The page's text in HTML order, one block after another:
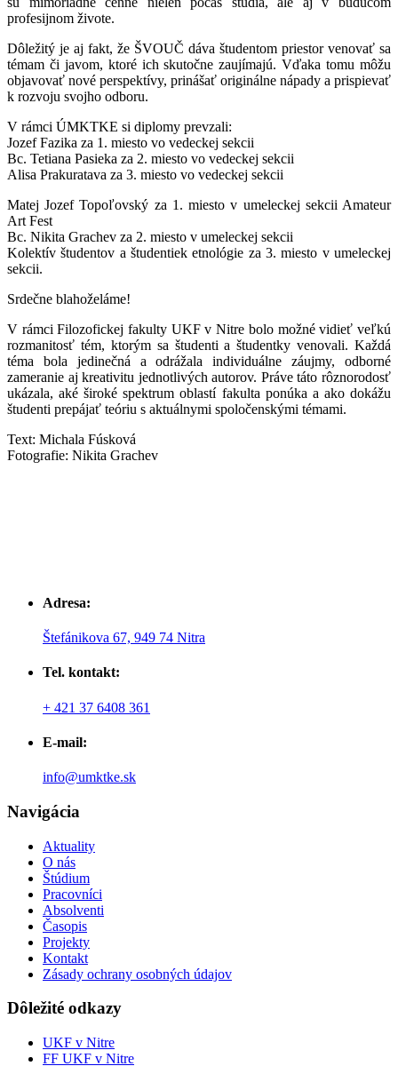
profesijnom živote.
Dôležitý je aj fakt, že ŠVOUČ dáva študentom priestor venovať sa
témam či javom, ktoré ich skutočne zaujímajú. Vďaka tomu môžu
objavovať nové perspektívy, prinášať originálne nápady a prispievať
k rozvoju svojho odboru.
V rámci ÚMKTKE si diplomy prevzali:
Jozef Fazika za 1. miesto vo vedeckej sekcii
Bc. Tetiana Pasieka za 2. miesto vo vedeckej sekcii
Alisa Prakuratava za 3. miesto vo vedeckej sekcii
Matej Jozef Topoľovský za 1. miesto v umeleckej sekcii Amateur
Art Fest
Bc. Nikita Grachev za 2. miesto v umeleckej sekcii
Kolektív študentov a študentiek etnológie za 3. miesto v umeleckej
sekcii.
Srdečne blahoželáme!
V rámci Filozofickej fakulty UKF v Nitre bolo možné vidieť veľkú
rozmanitosť tém, ktorým sa študenti a študentky venovali. Každá
téma bola jedinečná a odrážala individuálne záujmy, odborné
zameranie aj kreativitu jednotlivých autorov. Práve táto rôznorodosť
ukázala, aké široké spektrum oblastí fakulta ponúka a ako dokážu
študenti prepájať teóriu s aktuálnymi spoločenskými témami.
Text: Michala Fúsková
Fotografie: Nikita Grachev
Adresa:
Štefánikova 67, 949 74 Nitra
Tel. kontakt:
+ 421 37 6408 361
E-mail:
info@umktke.sk
Navigácia
Aktuality
O nás
Štúdium
Pracovníci
Absolventi
Časopis
Projekty
Kontakt
Zásady ochrany osobných údajov
Dôležité odkazy
UKF v Nitre
FF UKF v Nitre